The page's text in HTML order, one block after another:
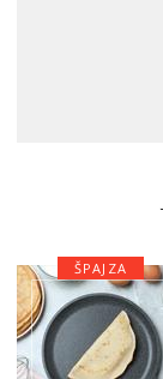
ŠPAJZA